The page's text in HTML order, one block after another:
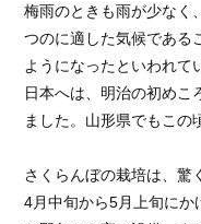
梅雨のときも雨が少なく
つのに適した気候である
ようになったといわれて
日本へは、明治の初めこ
ました。山形県でもこの
さくらんぼの栽培は、驚
4月中旬から5月上旬にか